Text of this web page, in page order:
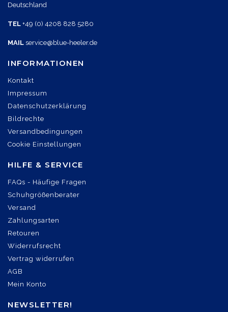
Deutschland
TEL +49 (0) 4208 828 5280
MAIL service@blue-heeler.de
INFORMATIONEN
Kontakt
Impressum
Datenschutzerklärung
Bildrechte
Versandbedingungen
Cookie Einstellungen
HILFE & SERVICE
FAQs - Häufige Fragen
Schuhgrößenberater
Versand
Zahlungsarten
Retouren
Widerrufsrecht
Vertrag widerrufen
AGB
Mein Konto
NEWSLETTER!